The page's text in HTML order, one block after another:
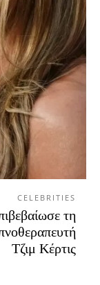
CELEBRITIES
τη
Τζιμ Κέρτις